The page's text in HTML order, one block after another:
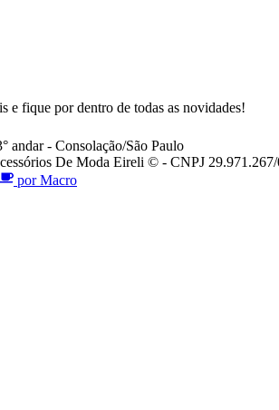
e fique por dentro de todas as novidades!
andar - Consolação/São Paulo
De Moda Eireli © - CNPJ
por Macro